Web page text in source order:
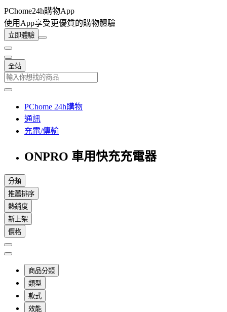
PChome24h購物App
使用App享受更優質的購物體驗
立即體驗
全站
PChome 24h購物
通訊
充電/傳輸
ONPRO 車用快充充電器
分類
推薦排序
熱銷度
新上架
價格
商品分類
類型
款式
效能